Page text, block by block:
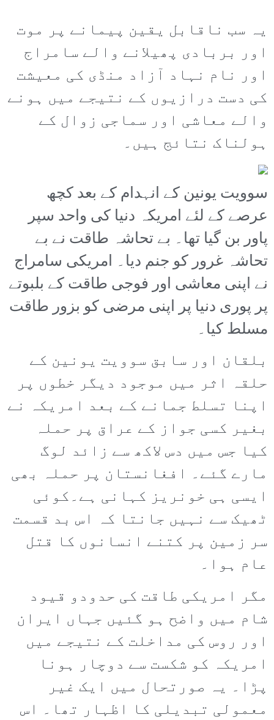
یہ سب ناقابل یقین پیمانے پر موت
اور بربادی پھیلانے والے سامراج
اور نام نہاد آزاد منڈی کی معیشت
کی دست درازیوں کے نتیجے میں ہونے
والے معاشی اور سماجی زوال کے
ہولناک نتائج ہیں۔
سوویت یونین کے انہدام کے بعد کچھ
عرصے کے لئے امریکہ دنیا کی واحد سپر
پاور بن گیا تھا۔ بے تحاشہ طاقت نے بے
تحاشہ غرور کو جنم دیا۔ امریکی سامراج
نے اپنی معاشی اور فوجی طاقت کے بلبوتے
پر پوری دنیا پر اپنی مرضی کو بزور طاقت
مسلط کیا۔
بلقان اور سابق سوویت یونین کے
حلقہ اثر میں موجود دیگر خطوں پر
اپنا تسلط جمانے کے بعد امریکہ نے
بغیر کسی جواز کے عراق پر حملہ
کیا جس میں دس لاکھ سے زائد لوگ
مارے گئے۔ افغانستان پر حملہ بھی
ایسی ہی خونریز کہانی ہے۔کوئی
ٹھیک سے نہیں جانتا کہ اس بد قسمت
سر زمین پر کتنے انسانوں کا قتل
عام ہوا۔
مگر امریکی طاقت کی حدودو قیود
شام میں واضح ہو گئیں جہاں ایران
اور روس کی مداخلت کے نتیجے میں
امریکہ کو شکست سے دوچار ہونا
پڑا۔ یہ صورتحال میں ایک غیر
معمولی تبدیلی کا اظہار تھا۔ اس